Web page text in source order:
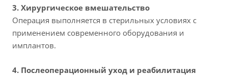
3. Хирургическое вмешательство
Операция выполняется в стерильных условиях с
применением современного оборудования и
имплантов.
4. Послеоперационный уход и реабилитация